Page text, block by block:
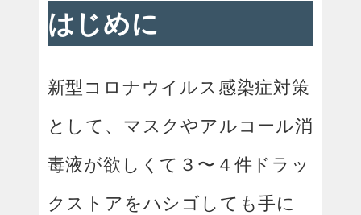
はじめに
新型コロナウイルス感染症対策
として、マスクやアルコール消
毒液が欲しくて３〜４件ドラッ
クストアをハシゴしても手に